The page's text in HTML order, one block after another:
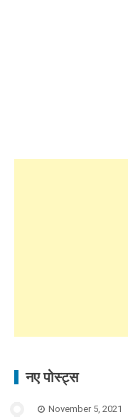
नए पोस्ट्स
November 5, 2021